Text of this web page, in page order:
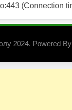
(Connection
2024. Powered By